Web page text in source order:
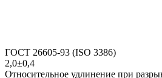
ГОСТ 26605-93 (ISO 3386)
2,0±0,4
Относительное удлинение при